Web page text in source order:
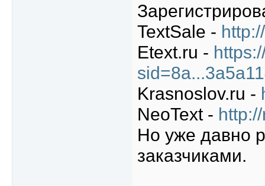
TextSale -
Etext.ru -
Krasnoslov.ru -
NeoText -
Но уже давно
заказчиками.